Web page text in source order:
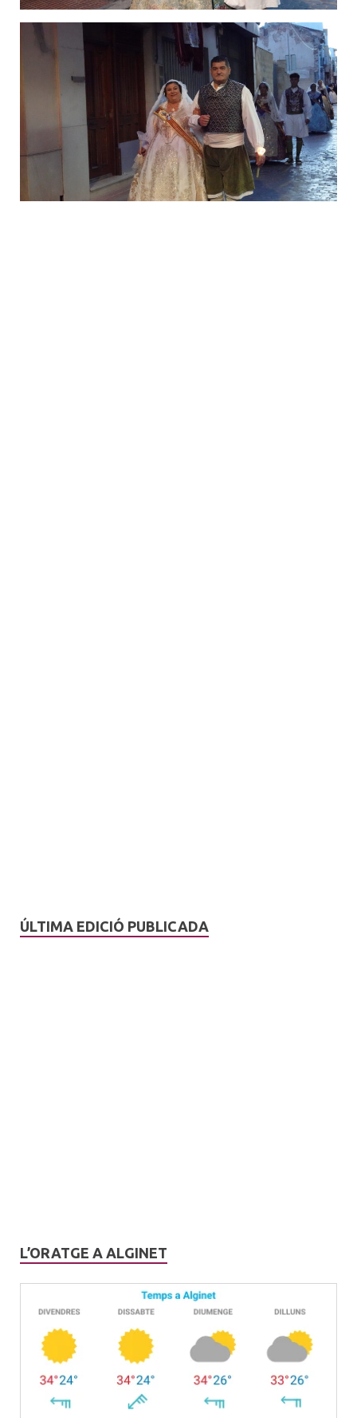
ÚLTIMA EDICIÓ PUBLICADA
L’ORATGE A ALGINET